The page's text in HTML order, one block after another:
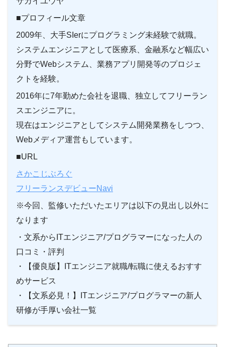
■プロフィール文章
2009年、大手SIerにプログラミング未経験で就職。
システムエンジニアとして医療系、金融系など幅広い
分野でWebシステム、業務アプリ開発等のプロジェ
クトを経験。
2016年に7年勤めた会社を退職、独立してフリーラン
スエンジニアに。
現在はエンジニアとしてシステム開発業務をしつつ、
Webメディア運営もしています。
■URL
さかこじぶろぐ
フリーランスデビューNavi
※今回、監修いただいたエリアは以下の見出し以外に
なります
・文系からITエンジニア/プログラマーになった人の
口コミ・評判
・【優良版】ITエンジニア就職/転職に使えるおすす
めサービス
・【文系必見！】ITエンジニア/プログラマーの新人
研修が手厚い会社一覧